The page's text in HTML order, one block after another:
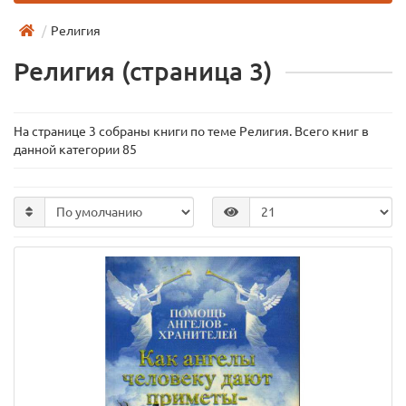
Религия
Религия (страница 3)
На странице 3 собраны книги по теме Религия. Всего книг в
данной категории 85